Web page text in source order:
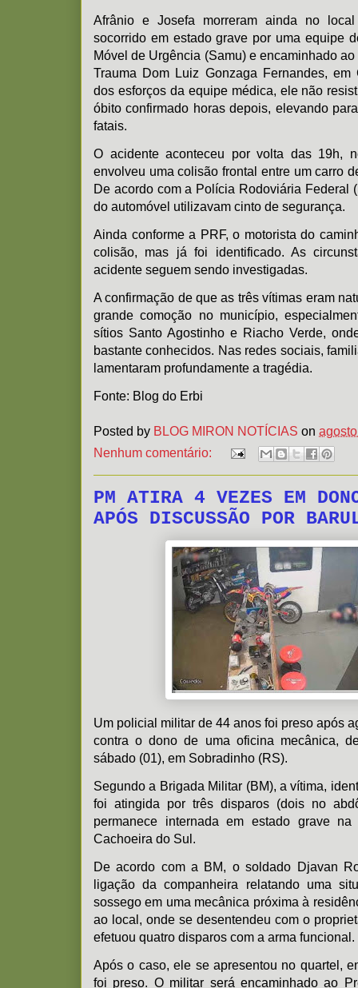
Afrânio e Josefa morreram ainda no
socorrido em estado grave por uma equipe
Móvel de Urgência (Samu) e encaminhado
Trauma Dom Luiz Gonzaga Fernandes, em
dos esforços da equipe médica, ele não
óbito confirmado horas depois, elevando
fatais.
O acidente aconteceu por volta das 19h,
envolveu uma colisão frontal entre um carro
De acordo com a Polícia Rodoviária Federal
do automóvel utilizavam cinto de segurança.
Ainda conforme a PRF, o motorista do
colisão, mas já foi identificado. As
acidente seguem sendo investigadas.
A confirmação de que as três vítimas eram
grande comoção no município,
sítios Santo Agostinho e Riacho Verde,
bastante conhecidos. Nas redes sociais,
lamentaram profundamente a tragédia.
Fonte: Blog do Erbi
Posted by BLOG MIRON NOTÍCIAS on
Nenhum comentário:
PM ATIRA 4 VEZES EM
APÓS DISCUSSÃO POR
Um policial militar de 44 anos foi preso após
contra o dono de uma oficina mecânica,
sábado (01), em Sobradinho (RS).
Segundo a Brigada Militar (BM), a vítima,
foi atingida por três disparos (dois no
permanece internada em estado grave
Cachoeira do Sul.
De acordo com a BM, o soldado Djavan
ligação da companheira relatando uma
sossego em uma mecânica próxima à
ao local, onde se desentendeu com o
efetuou quatro disparos com a arma funcional.
Após o caso, ele se apresentou no quartel,
foi preso. O militar será encaminhado ao